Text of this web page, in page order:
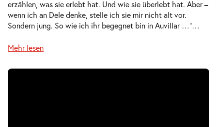
Mi.
07.04.2027
Mi. 07.04.2027
10:30–12:10 Uhr
Tickets
erzählen, was sie erlebt hat. Und wie sie überlebt hat. Aber –
wenn ich an Dele denke, stelle ich sie mir nicht alt vor.
Sondern jung. So wie ich ihr begegnet bin in Auvillar …“…
Mehr lesen